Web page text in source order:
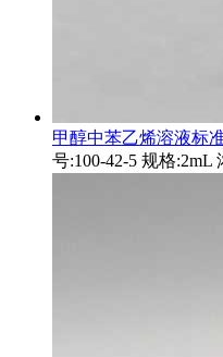
甲醇中苯乙烯溶液标
号:100-42-5 规格:2mL